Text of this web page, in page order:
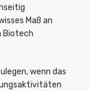
Maß an
Biotech
wenn das